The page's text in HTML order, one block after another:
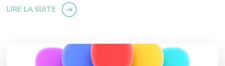
LIRE LA SUITE